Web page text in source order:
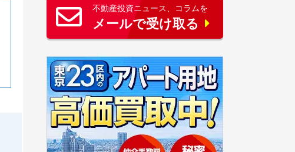
不動産投資ニュース、コラムを
メールで受け取る